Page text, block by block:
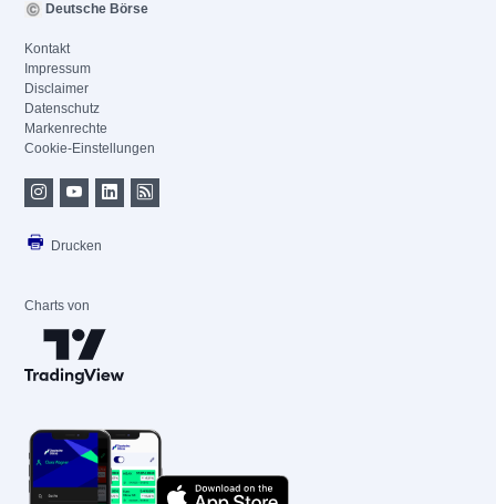
Deutsche Börse
Kontakt
Impressum
Disclaimer
Datenschutz
Markenrechte
Cookie-Einstellungen
Drucken
Charts von